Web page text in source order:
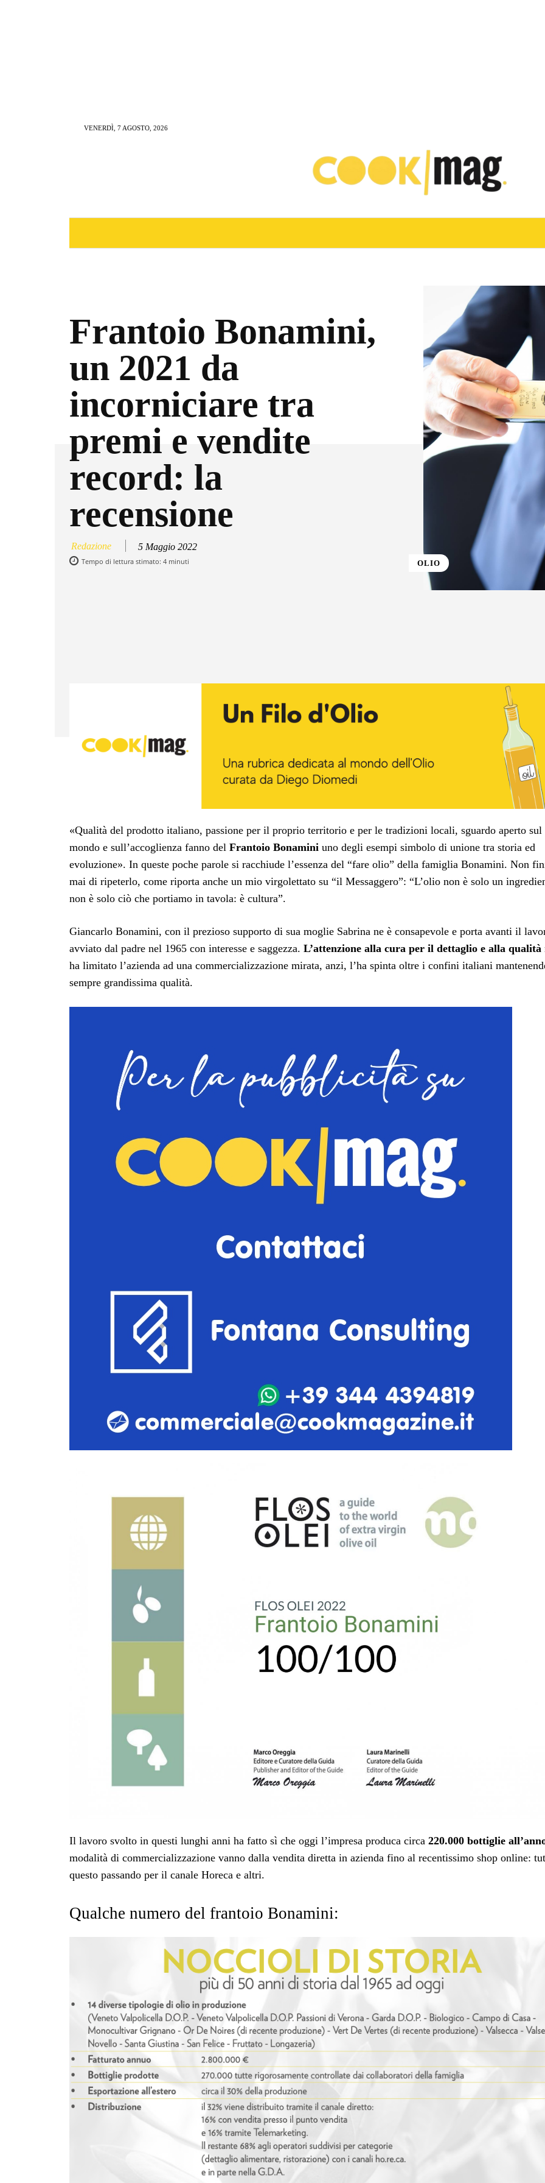
VENERDÌ, 7 AGOSTO, 2026
Frantoio Bonamini,
un 2021 da
incorniciare tra
premi e vendite
record: la
recensione
Redazione 5 Maggio 2022
Tempo di lettura stimato: 4 minuti OLIO
«Qualità del prodotto italiano, passione per il proprio territorio e per le tradizioni locali, sguardo aperto sul
mondo e sull’accoglienza fanno del Frantoio Bonamini uno degli esempi simbolo di unione tra storia ed
evoluzione». In queste poche parole si racchiude l’essenza del “fare olio” della famiglia Bonamini. Non
mai di ripeterlo, come riporta anche un mio virgolettato su “il Messaggero”: “L’olio non è solo un
non è solo ciò che portiamo in tavola: è cultura”.
Giancarlo Bonamini, con il prezioso supporto di sua moglie Sabrina ne è consapevole e porta avanti il
avviato dal padre nel 1965 con interesse e saggezza. L’attenzione alla cura per il dettaglio e alla qualità
ha limitato l’azienda ad una commercializzazione mirata, anzi, l’ha spinta oltre i confini italiani
sempre grandissima qualità.
Il lavoro svolto in questi lunghi anni ha fatto sì che oggi l’impresa produca circa 220.000 bottiglie
modalità di commercializzazione vanno dalla vendita diretta in azienda fino al recentissimo shop online:
questo passando per il canale Horeca e altri.
Qualche numero del frantoio Bonamini: